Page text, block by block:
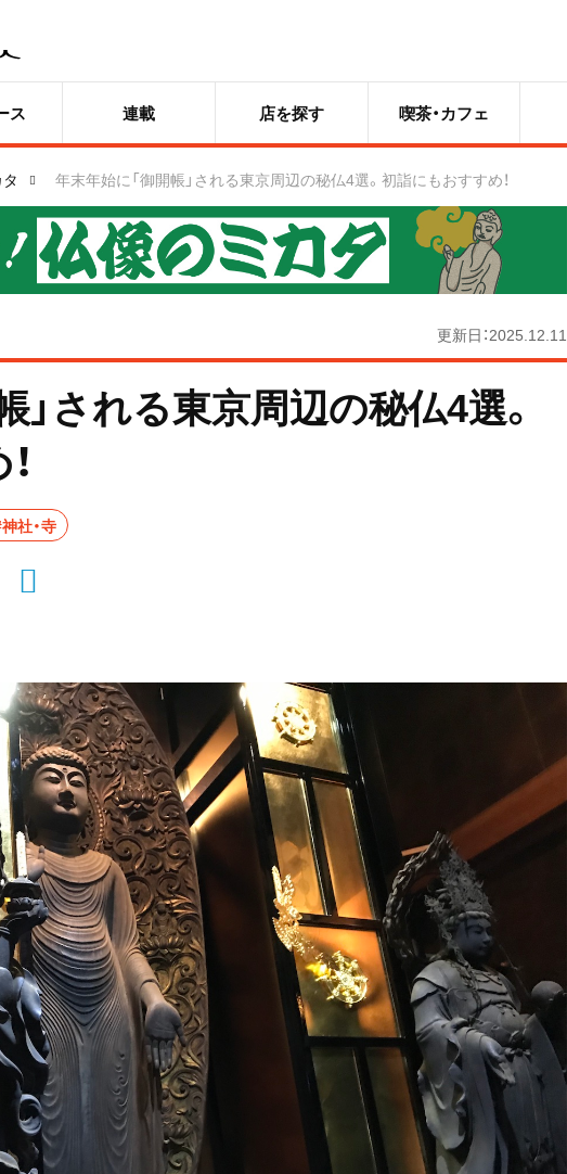
ス 連載 店を探す 喫茶・カフェ
年末年始に「御開帳」される東京周辺の秘仏4選。初詣にもおすすめ！
更新日：2025.12.11
」される東京周辺の秘仏4選。
社・寺